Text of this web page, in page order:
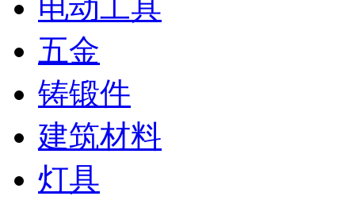
电动工具
五金
铸锻件
建筑材料
灯具